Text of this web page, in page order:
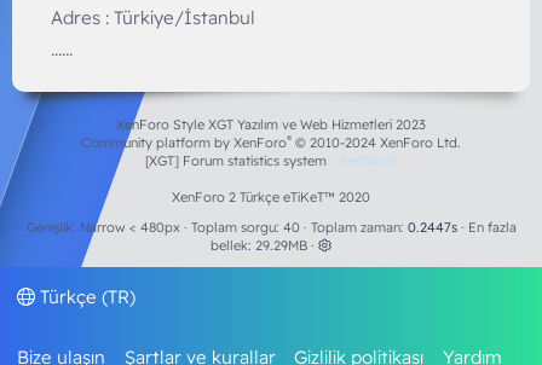
Adres : Türkiye/İstanbul
......
XenForo Style XGT Yazılım ve Web Hizmetleri 2023
Community platform by XenForo® © 2010-2024 XenForo Ltd.
[XGT] Forum statistics system
- XenGenTr
XenForo 2 Türkçe eTiKeT™ 2020
Genişlik
Toplam sorgu 40 Toplam zaman 0.2447s
En fazla
bellek 29.29MB
Türkçe (TR)
Bize ulaşın Şartlar ve kurallar Gizlilik politikası Yardım